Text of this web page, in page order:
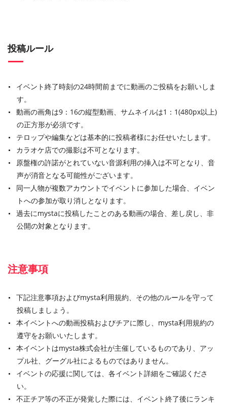
投稿ルール
イベント終了時刻の24時間前までに動画のご投稿をお願いしま
す。
動画の画角は9：16の縦型動画、サムネイルは1：1(480px以上)
の正方形が必須です。
テロップや編集などは基本的に投稿者様にお任せいたします。
カラオケ店での撮影は不可となります。
原盤権の許諾がとれていない音源利用の挿入は不可となり、音
声が消音となる可能性がございます。
同一人物が複数アカウントでイベントに参加した場合、イベン
トへの参加が取り消しとなります。
過去にmystaに投稿したことのある動画の場合、差し戻し、非
公開の対象となります。
注意事項
下記注意事項およびmysta利用規約、その他のルールを守って
投稿しましょう。
本イベントへの動画投稿およびチアに際し、mysta利用規約の
遵守をお願いいたします。
本イベントはmysta株式会社が主催しているものであり、アッ
プル社、グーグル社によるものではありません。
イベントの応援に関しては、各イベント詳細をご確認くださ
い。
不正チア等の不正が発覚した際には、イベント終了後にランキ